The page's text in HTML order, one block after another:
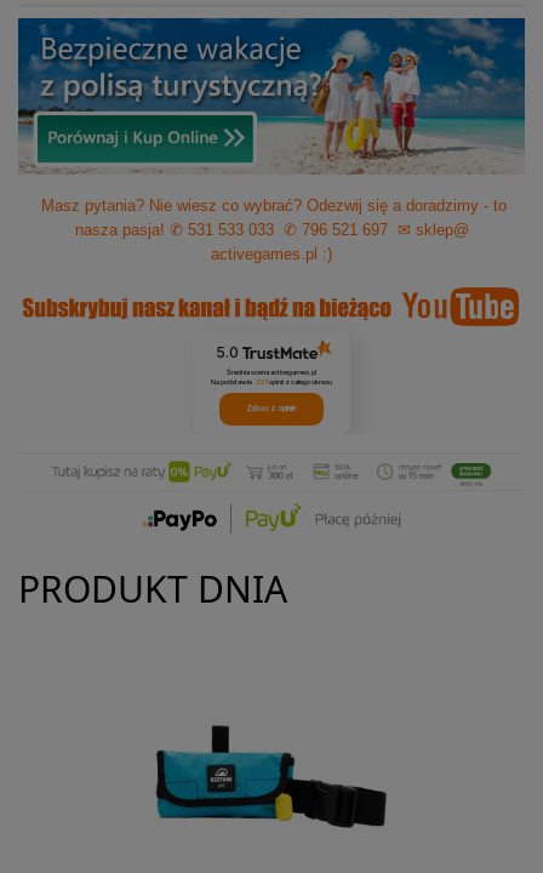
Masz pytania? Nie wiesz co wybrać? Odezwij się a doradzimy - to
nasza pasja! ✆ 531 533 033 ✆ 796 521 697
✉ sklep@
activegames.pl :)
5.0
Średnia ocena activegames.pl
Na podstawie 327opinii z całego okresu
Zobacz opinie
PRODUKT DNIA